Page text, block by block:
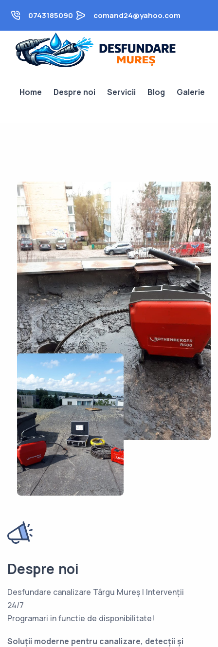
0743185090 comand24@yahoo.com
Home Despre noi Servicii Blog Galerie
Despre noi
Desfundare canalizare Târgu Mureș | Intervenții
24/7
Programari in functie de disponibilitate!
Soluții moderne pentru canalizare, detecții și